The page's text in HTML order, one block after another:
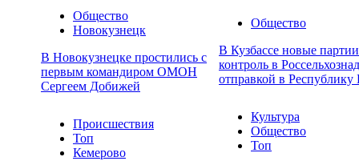
Общество
Новокузнецк
В Новокузнецке простились с
первым командиром ОМОН
Сергеем Добижей
Общество
В Кузбассе новые
контроль в
отправкой в Республику
Происшествия
Топ
Кемерово
Культура
Общество
Топ